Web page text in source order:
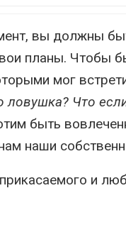
вы должны
планы. Чтобы
мог
ловушка? Что
быть
наши
и